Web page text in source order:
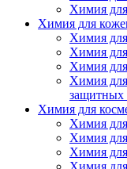
Химия
Химия для
Химия
Химия
Химия
Химия
защитных
Химия для
Химия для
Химия
Химия для
Химия